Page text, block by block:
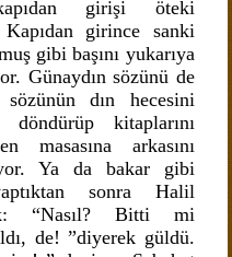
girişi öteki
girince sanki
gibi başını yukarıya
Günaydın sözünü de
dın hecesini
döndürüp kitaplarını
masasına arkasını
Ya da bakar gibi
sonra Halil
“Nasıl? Bitti mi
de! ”diyerek güldü.